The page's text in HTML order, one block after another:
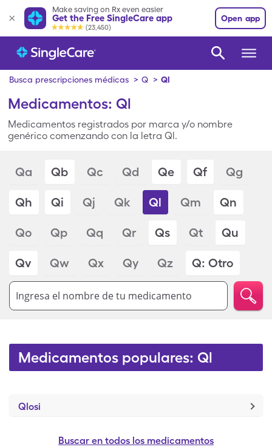
Make saving on Rx even easier
Get the Free SingleCare app
(23,450)
Open app
Busca prescripciones médicas > Q > Ql
Medicamentos: Ql
Medicamentos registrados por marca y/o nombre
genérico comenzando con la letra Ql.
Qa Qb Qc Qd Qe Qf Qg
Qh Qi Qj Qk Ql Qm Qn
Qo Qp Qq Qr Qs Qt Qu
Qv Qw Qx Qy Qz Q: Otro
Ingresa el nombre de tu medicamento
Medicamentos populares: Ql
Qlosi
Buscar en todos los medicamentos